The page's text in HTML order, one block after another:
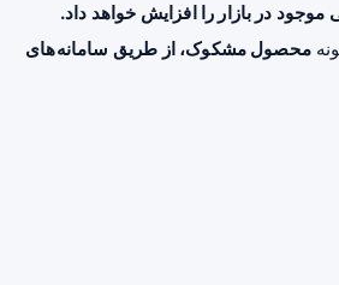
در بازار را افزایش خواهد داد.
محصول مشکوک، از طریق سامانه‌های